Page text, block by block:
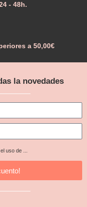
- 48h.
a 50,00€
la novedades
uso de ...